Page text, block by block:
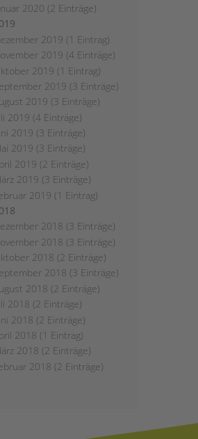
2020 (2 Einträge)
2019 (1 Eintrag)
2019 (4 Einträge)
2019 (1 Eintrag)
2019 (3 Einträge)
2019 (3 Einträge)
2019 (4 Einträge)
2019 (3 Einträge)
2019 (3 Einträge)
2019 (2 Einträge)
2019 (3 Einträge)
2019 (1 Eintrag)
2018 (3 Einträge)
2018 (3 Einträge)
2018 (2 Einträge)
2018 (3 Einträge)
2018 (2 Einträge)
2018 (2 Einträge)
2018 (2 Einträge)
2018 (1 Eintrag)
2018 (2 Einträge)
2018 (2 Einträge)